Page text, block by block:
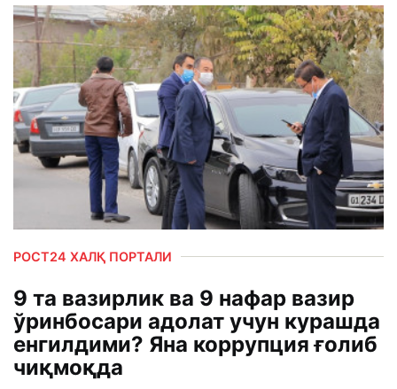
РОСТ24 ХАЛҚ ПОРТАЛИ
9 та вазирлик ва 9 нафар вазир
ўринбосари адолат учун курашда
енгилдими? Яна коррупция ғолиб
чиқмоқда